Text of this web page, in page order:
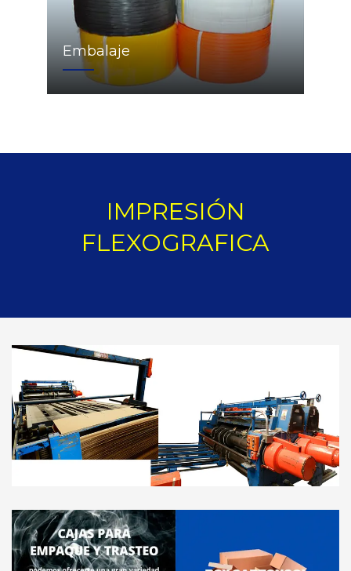
Embalaje
IMPRESIÓN
FLEXOGRAFICA